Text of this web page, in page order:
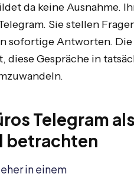
da keine Ausnahme.
Sie stellen
sofortige Antworten. Die
diese Gespräche in
Telegram
betrachten
in einem